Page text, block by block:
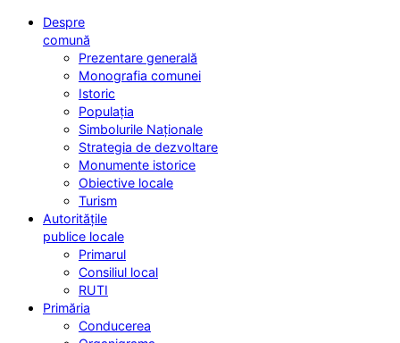
Despre
comună
Prezentare generală
Monografia comunei
Istoric
Populația
Simbolurile Naționale
Strategia de dezvoltare
Monumente istorice
Obiective locale
Turism
Autoritățile
publice locale
Primarul
Consiliul local
RUTI
Primăria
Conducerea